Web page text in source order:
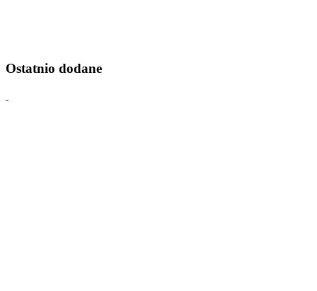
Ostatnio dodane